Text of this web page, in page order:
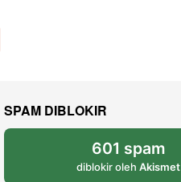
SPAM DIBLOKIR
601 spam
diblokir olehAkismet